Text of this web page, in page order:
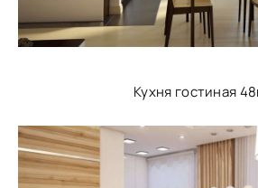
Кухня гостиная